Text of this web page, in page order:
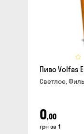
Пиво Volfas
Светлое,
0,00
грн за 1